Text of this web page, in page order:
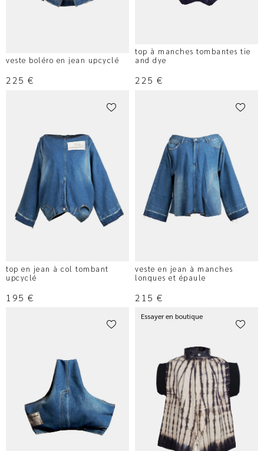
veste boléro en jean upcyclé
225 €
top à manches tombantes tie
and dye
225 €
top en jean à col tombant
upcyclé
195 €
veste en jean à manches
longues et épaule
215 €
Essayer en boutique